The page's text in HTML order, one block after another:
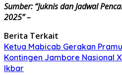
Sumber: “Juknis dan Jadwal
2025” –
Berita Terkait
Ketua Mabicab Gerakan
Kontingen Jambore Nasional
Ikbar